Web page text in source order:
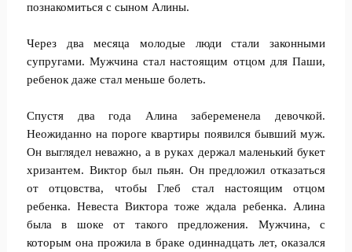
познакомиться с сыном Алины.
Через два месяца молодые люди стали законными
супругами. Мужчина стал настоящим отцом для Паши,
ребенок даже стал меньше болеть.
Спустя два года Алина забеременела девочкой.
Неожиданно на пороге квартиры появился бывший муж.
Он выглядел неважно, а в руках держал маленький букет
хризантем. Виктор был пьян. Он предложил отказаться
от отцовства, чтобы Глеб стал настоящим отцом
ребенка. Невеста Виктора тоже ждала ребенка. Алина
была в шоке от такого предложения. Мужчина, с
которым она прожила в браке одиннадцать лет, оказался